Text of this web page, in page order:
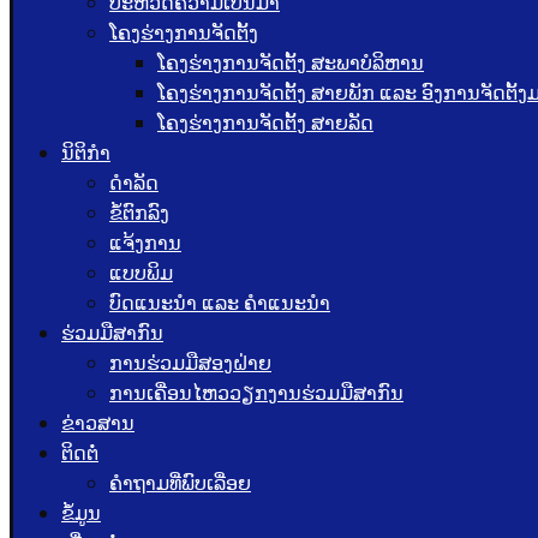
ໂຄງຮ່າງການຈັດຕັ້ງ
ໂຄງຮ່າງການຈັດຕັ້ງ ສະພາບໍລິຫານ
ໂຄງຮ່າງການຈັດຕັ້ງ ສາຍພັກ ແລະ ອົງການຈັດຕັ້
ໂຄງຮ່າງການຈັດຕັ້ງ ສາຍລັດ
ນິຕິກຳ
ດຳລັດ
ຂໍ້ຕົກລົງ
ແຈ້ງການ
ແບບພິມ
ບົດແນະນໍາ ແລະ ຄໍາແນະນໍາ
ຮ່ວມມືສາກົນ
ການຮ່ວມມືສອງຝ່າຍ
ການເຄື່ອນໄຫວວຽກງານຮ່ວມມືສາກົນ
ຂ່າວສານ
ຕິດຕໍ່
ຄຳຖາມທີ່ພົບເລື່ອຍ
ຂໍ້ມູນ